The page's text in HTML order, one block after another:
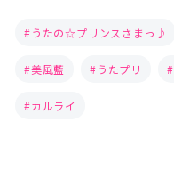
うたの☆プリンスさまっ♪
美風藍 うたプリ
カルライ